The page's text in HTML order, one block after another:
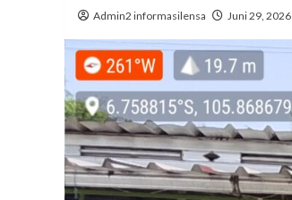
Admin2 informasilensa Juni 29, 2026